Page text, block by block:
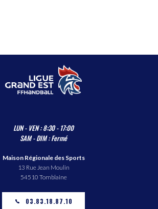
LUN - VEN : 8:30 - 17:00
SAM - DIM : Fermé
Maison Régionale des Sports
13 Rue Jean Moulin
54510 Tomblaine
03.83.18.87.10